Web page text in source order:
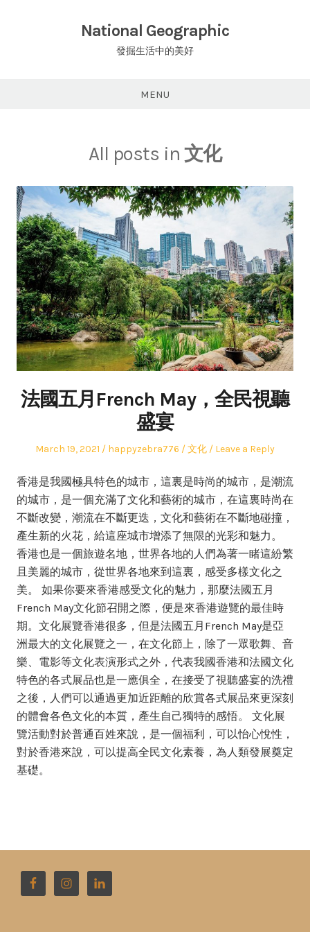
National Geographic
發掘生活中的美好
MENU
All posts in 文化
法國五月French May，全民視聽
盛宴
Posted
March 19, 2021 Author
happyzebra776
Posted
文化 Leave a Reply
香港是我國極具特色的城市，這裏是時尚的城市，是潮流
的城市，是一個充滿了文化和藝術的城市，在這裏時尚在
不斷改變，潮流在不斷更迭，文化和藝術在不斷地碰撞，
產生新的火花，給這座城市增添了無限的光彩和魅力。
香港也是一個旅遊名地，世界各地的人們為著一睹這紛繁
且美麗的城市，從世界各地來到這裏，感受多樣文化之
美。 如果你要來香港感受文化的魅力，那麼法國五月
French May文化節召開之際，便是來香港遊覽的最佳時
期。文化展覽香港很多，但是法國五月French May是亞
洲最大的文化展覽之一，在文化節上，除了一眾歌舞、音
樂、電影等文化表演形式之外，代表我國香港和法國文化
特色的各式展品也是一應俱全，在接受了視聽盛宴的洗禮
之後，人們可以通過更加近距離的欣賞各式展品來更深刻
的體會各色文化的本質，產生自己獨特的感悟。 文化展
覽活動對於普通百姓來說，是一個福利，可以怡心悅性，
對於香港來說，可以提高全民文化素養，為人類發展奠定
基礎。